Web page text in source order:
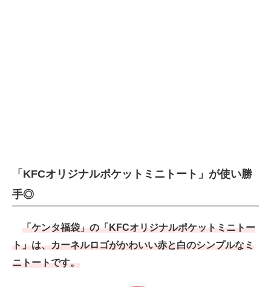
「KFCオリジナルポケットミニトート」が使い勝
手◎
「ケンタ福袋」の「KFCオリジナルポケットミニトー
ト」は、カーネルロゴがかわいい赤と白のシンプルなミ
ニトートです。